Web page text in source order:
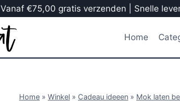
Vanaf €75,00 gratis verzenden | Snelle
Home
Home » Winkel » Cadeau ideeen » Mok laten